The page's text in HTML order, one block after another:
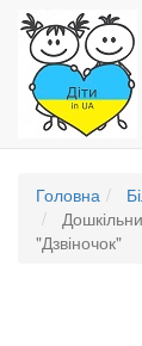
Перейти
основного
вмісту
Головна
"Дзвіночок"